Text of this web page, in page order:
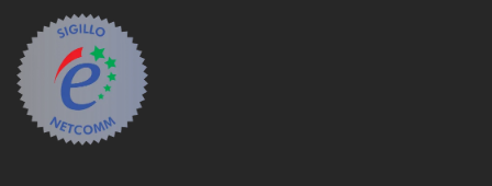
Macte Ovens
Makita
MAMMAMIA
Marcato